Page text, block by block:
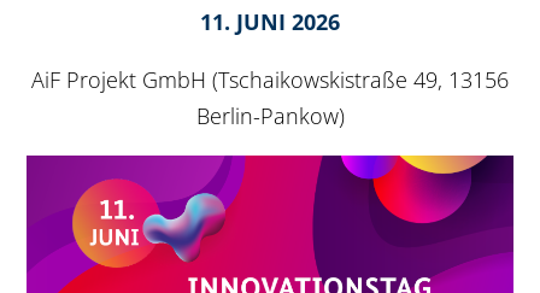
11. JUNI 2026
AiF Projekt GmbH (Tschaikowskistraße 49, 13156
Berlin-Pankow)